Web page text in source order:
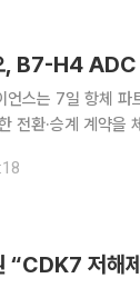
, B7-H4 ADC
언스는 7일 항체
전환·승계 계약을